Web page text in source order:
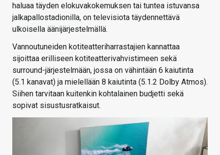
haluaa täyden elokuvakokemuksen tai tuntea istuvansa
jalkapallostadionilla, on televisiota täydennettävä
ulkoisella äänijärjestelmällä.
Vannoutuneiden kotiteatteriharrastajien kannattaa
sijoittaa erilliseen kotiteatterivahvistimeen sekä
surround-järjestelmään, jossa on vähintään 6 kaiutinta
(5.1 kanavat) ja mielellään 8 kaiutinta (5.1.2 Dolby Atmos).
Siihen tarvitaan kuitenkin kohtalainen budjetti sekä
sopivat sisustusratkaisut.